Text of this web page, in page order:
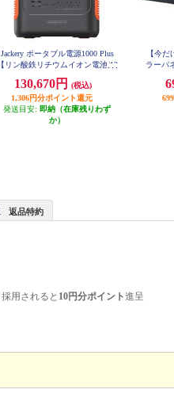
Jackery ポータブル電源1000 Plus
【リン酸鉄リチウムイオン電池/12
SB-Cx2/車載シガーソケットx1】 J
E-1000C
130,670円
(税込)
1,306円分ポイント還元
発送目安: 即納（在庫残りわず
か）
【今だ
ラーパ
さ
返品特約
用されると 10円分ポイント進呈